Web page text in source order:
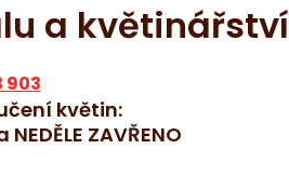
a květinářství
903
květin:
ZAVŘENO